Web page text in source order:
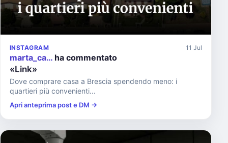
INSTAGRAM 11 Jul
marta_ca… ha commentato
«Link»
Dove comprare casa a Brescia spendendo meno: i
quartieri più convenienti...
Apri anteprima post e DM →